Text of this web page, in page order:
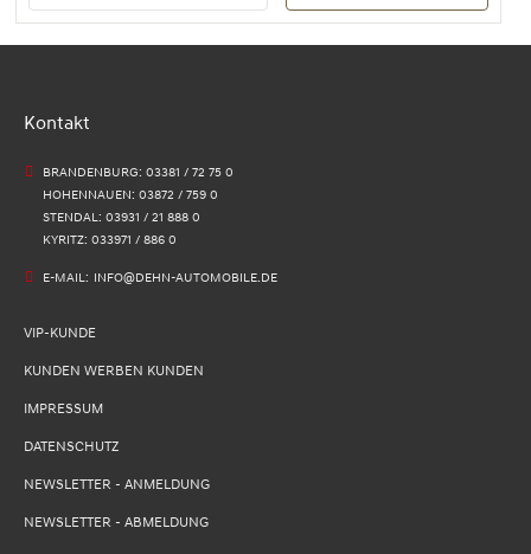
Kontakt
BRANDENBURG: 03381 / 72 75 0
HOHENNAUEN: 03872 / 759 0
STENDAL: 03931 / 21 888 0
KYRITZ: 033971 / 886 0
E-MAIL: INFO@DEHN-AUTOMOBILE.DE
VIP-KUNDE
KUNDEN WERBEN KUNDEN
IMPRESSUM
DATENSCHUTZ
NEWSLETTER - ANMELDUNG
NEWSLETTER - ABMELDUNG